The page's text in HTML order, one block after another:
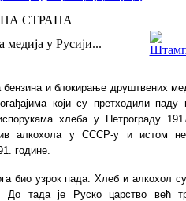
СТРАНА
медија у Русији...
и блокирање друштвених
који су претходили паду
хлеба у Петрограду
алкохола у СССР-у и истом
године.
био узрок пада. Хлеб и алкохол
До тада је Руско царство већ